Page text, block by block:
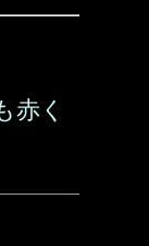
赤く